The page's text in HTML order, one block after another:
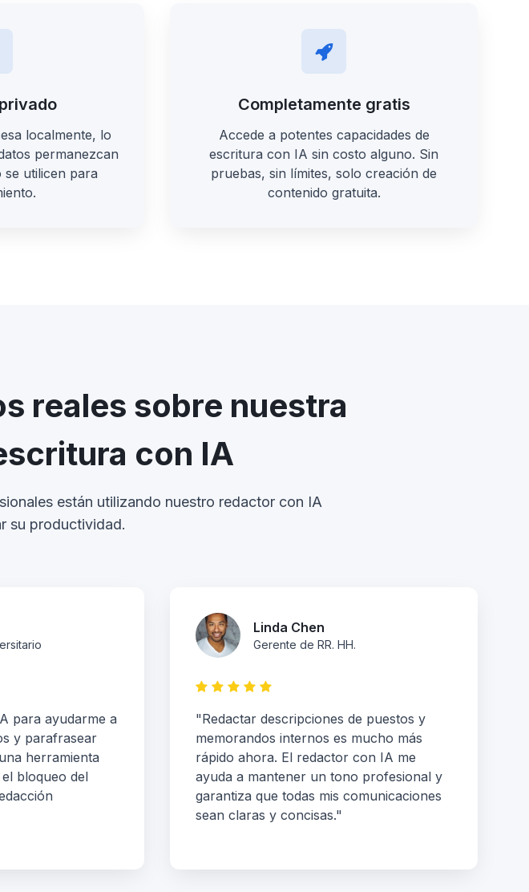
localmente, lo
permanezcan
utilicen para
Completamente gratis
Accede a potentes capacidades de
escritura con IA sin costo alguno. Sin
pruebas, sin límites, solo creación de
contenido gratuita.
reales sobre nuestra
con IA
están utilizando nuestro redactor con IA
su productividad.
para ayudarme a
y parafrasear
herramienta
bloqueo del
Linda Chen
Gerente de RR. HH.
"Redactar descripciones de puestos y
memorandos internos es mucho más
rápido ahora. El redactor con IA me
ayuda a mantener un tono profesional y
garantiza que todas mis comunicaciones
sean claras y concisas."